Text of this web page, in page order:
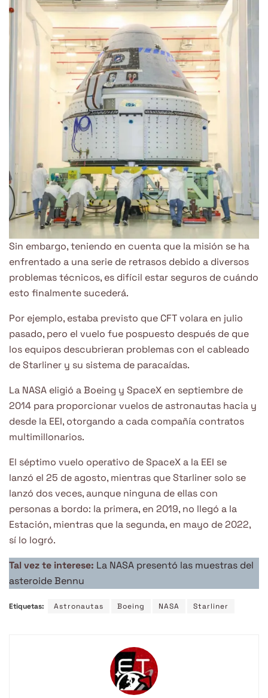
Sin embargo, teniendo en cuenta que la misión se ha
enfrentado a una serie de retrasos debido a diversos
problemas técnicos, es difícil estar seguros de cuándo
esto finalmente sucederá.
Por ejemplo, estaba previsto que CFT volara en julio
pasado, pero el vuelo fue pospuesto después de que
los equipos descubrieran problemas con el cableado
de Starliner y su sistema de paracaídas.
La NASA eligió a Boeing y SpaceX en septiembre de
2014 para proporcionar vuelos de astronautas hacia y
desde la EEI, otorgando a cada compañía contratos
multimillonarios.
El séptimo vuelo operativo de SpaceX a la EEI se
lanzó el 25 de agosto, mientras que Starliner solo se
lanzó dos veces, aunque ninguna de ellas con
personas a bordo: la primera, en 2019, no llegó a la
Estación, mientras que la segunda, en mayo de 2022,
sí lo logró.
Tal vez te interese: La NASA presentó las muestras del
asteroide Bennu
Etiquetas: Astronautas Boeing NASA Starliner